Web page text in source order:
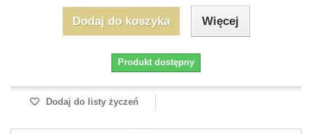
Dodaj do koszyka Więcej
Produkt dostępny
Dodaj do listy życzeń